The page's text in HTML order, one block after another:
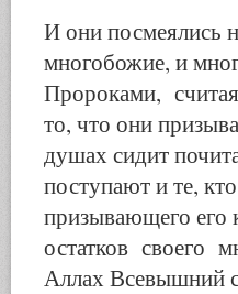
И они посмеялись
многобожие, и
Пророками,
то, что они
душах сидит
поступают и те,
призывающего
остатков своего
Аллах Всевышний